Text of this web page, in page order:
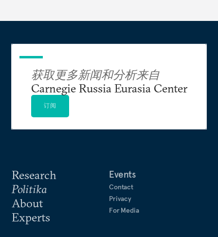
Research
Politika
About
Experts
Events
Contact
Privacy
For Media
获取更多新闻和分析来自
Carnegie Russia Eurasia Center
订阅